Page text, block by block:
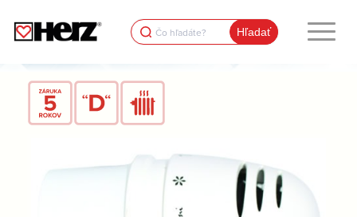
Search
for: